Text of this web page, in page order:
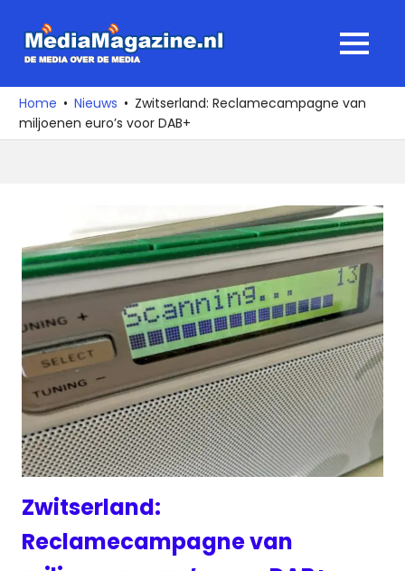
naar
media
over
de
MENU
Home Nieuws
Zwitserland: Reclamecampagne van
miljoenen euro’s voor DAB+
Zwitserland:
Reclamecampagne van